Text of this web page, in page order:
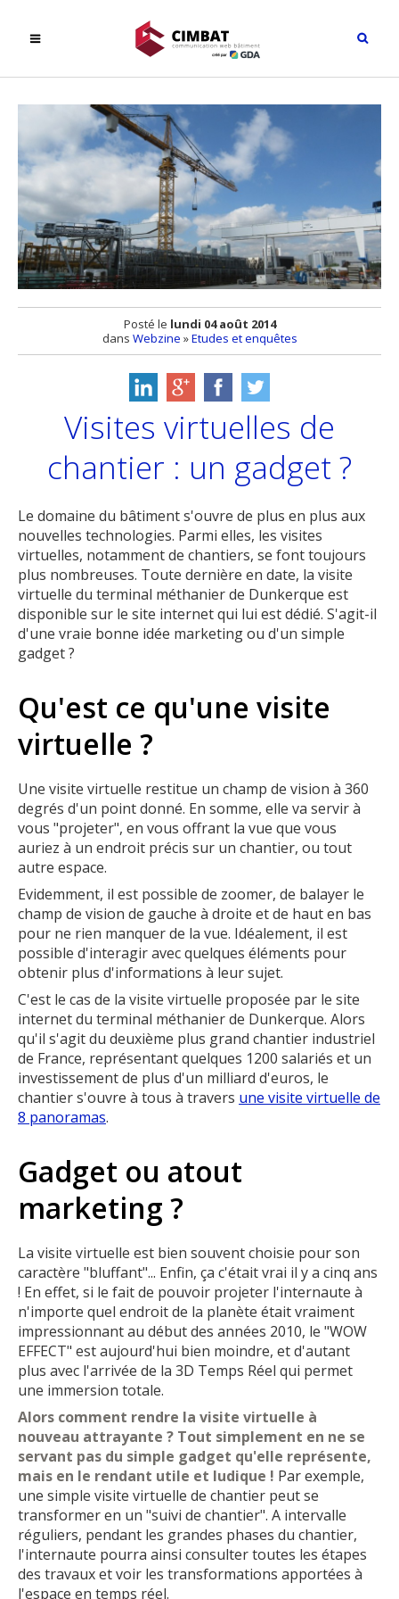
Posté le lundi 04 août 2014
dans Webzine »Etudes et enquêtes
Visites virtuelles de
chantier : un gadget ?
Le domaine du bâtiment s'ouvre de plus en plus aux
nouvelles technologies. Parmi elles, les visites
virtuelles, notamment de chantiers, se font toujours
plus nombreuses. Toute dernière en date, la visite
virtuelle du terminal méthanier de Dunkerque est
disponible sur le site internet qui lui est dédié. S'agit-il
d'une vraie bonne idée marketing ou d'un simple
gadget ?
Qu'est ce qu'une visite
virtuelle ?
Une visite virtuelle restitue un champ de vision à 360
degrés d'un point donné. En somme, elle va servir à
vous "projeter", en vous offrant la vue que vous
auriez à un endroit précis sur un chantier, ou tout
autre espace.
Evidemment, il est possible de zoomer, de balayer le
champ de vision de gauche à droite et de haut en bas
pour ne rien manquer de la vue. Idéalement, il est
possible d'interagir avec quelques éléments pour
obtenir plus d'informations à leur sujet.
C'est le cas de la visite virtuelle proposée par le site
internet du terminal méthanier de Dunkerque. Alors
qu'il s'agit du deuxième plus grand chantier industriel
de France, représentant quelques 1200 salariés et un
investissement de plus d'un milliard d'euros, le
chantier s'ouvre à tous à travers une visite virtuelle de
8 panoramas.
Gadget ou atout
marketing ?
La visite virtuelle est bien souvent choisie pour son
caractère "bluffant"... Enfin, ça c'était vrai il y a cinq ans
! En effet, si le fait de pouvoir projeter l'internaute à
n'importe quel endroit de la planète était vraiment
impressionnant au début des années 2010, le "WOW
EFFECT" est aujourd'hui bien moindre, et d'autant
plus avec l'arrivée de la 3D Temps Réel qui permet
une immersion totale.
Alors comment rendre la visite virtuelle à
nouveau attrayante ? Tout simplement en ne se
servant pas du simple gadget qu'elle représente,
mais en le rendant utile et ludique ! Par exemple,
une simple visite virtuelle de chantier peut se
transformer en un "suivi de chantier". A intervalle
réguliers, pendant les grandes phases du chantier,
l'internaute pourra ainsi consulter toutes les étapes
des travaux et voir les transformations apportées à
l'espace en temps réel.